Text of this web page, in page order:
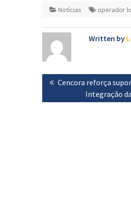
Notícias operador
Written by
Navegação
de
artigos
Previous
Cencora reforça
Integração